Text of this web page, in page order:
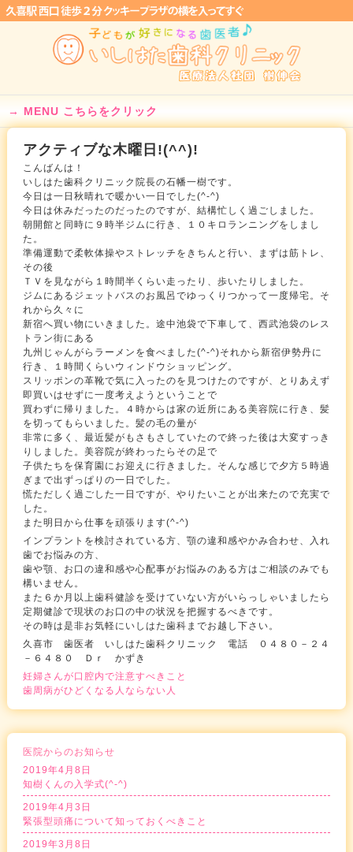
MENU こちらをクリック
アクティブな木曜日!(^^)!
こんばんは！
いしはた歯科クリニック院長の石幡一樹です。
今日は一日秋晴れで暖かい一日でした(^-^)
今日は休みだったのだったのですが、結構忙しく過ごしました。
朝開館と同時に９時半ジムに行き、１０キロランニングをしまし
た。
準備運動で柔軟体操やストレッチをきちんと行い、まずは筋トレ、
その後
ＴＶを見ながら１時間半くらい走ったり、歩いたりしました。
ジムにあるジェットバスのお風呂でゆっくりつかって一度帰宅。そ
れから久々に
新宿へ買い物にいきました。途中池袋で下車して、西武池袋のレス
トラン街にある
九州じゃんがらラーメンを食べました(^-^)それから新宿伊勢丹に
行き、１時間くらいウィンドウショッピング。
スリッポンの革靴で気に入ったのを見つけたのですが、とりあえず
即買いはせずに一度考えようということで
買わずに帰りました。４時からは家の近所にある美容院に行き、髪
を切ってもらいました。髪の毛の量が
非常に多く、最近髪がもさもさしていたので終った後は大変すっき
りしました。美容院が終わったらその足で
子供たちを保育園にお迎えに行きました。そんな感じで夕方５時過
ぎまで出ずっぱりの一日でした。
慌ただしく過ごした一日ですが、やりたいことが出来たので充実で
した。
また明日から仕事を頑張ります(^-^)
インプラントを検討されている方、顎の違和感やかみ合わせ、入れ
歯でお悩みの方、
歯や顎、お口の違和感や心配事がお悩みのある方はご相談のみでも
構いません。
また６か月以上歯科健診を受けていない方がいらっしゃいましたら
定期健診で現状のお口の中の状況を把握するべきです。
その時は是非お気軽にいしはた歯科までお越し下さい。
久喜市 歯医者 いしはた歯科クリニック 電話 ０４８０－２４
－６４８０ Ｄｒ かずき
妊婦さんが口腔内で注意すべきこと
歯周病がひどくなる人ならない人
医院からのお知らせ
2019年4月8日
知樹くんの入学式(^-^)
2019年4月3日
緊張型頭痛について知っておくべきこと
2019年3月8日